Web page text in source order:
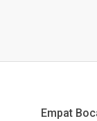
Empat